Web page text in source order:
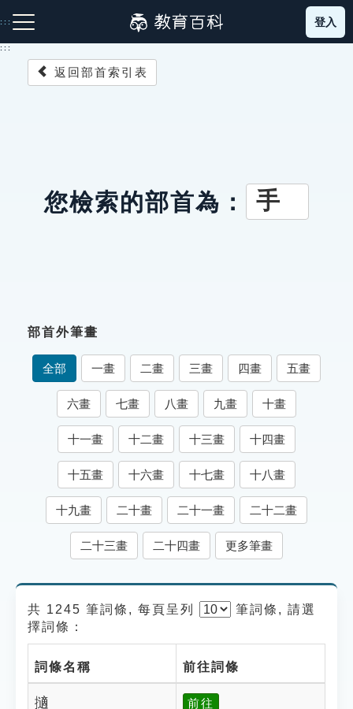
到
主
:::
成語故事
索引選單
知識索引
單字索引
生命大百科索引
遊戲專區
貓頭鷹博士
登入
:::
返回部首索引表
您檢索的部首為： 手
部首外筆畫
全部 一畫 二畫 三畫 四畫 五畫
六畫 七畫 八畫 九畫 十畫
十一畫 十二畫 十三畫 十四畫
十五畫 十六畫 十七畫 十八畫
十九畫 二十畫 二十一畫 二十二畫
二十三畫 二十四畫 更多筆畫
共 1245 筆詞條, 每頁呈列 筆詞條, 請選
擇詞條：
詞條名稱 前往詞條
擿 前往